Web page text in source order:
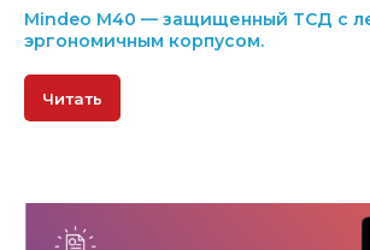
Mindeo M40 — защищенный ТСД с
эргономичным корпусом.
Читать